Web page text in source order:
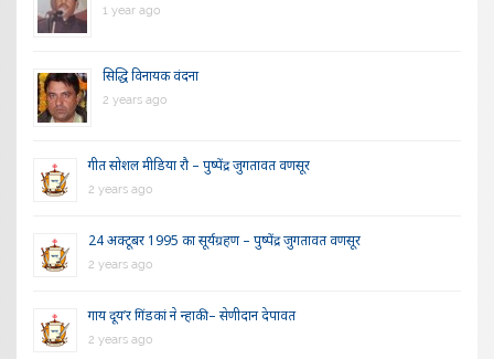
1 year ago
सिद्धि विनायक वंदना
2 years ago
गीत सोशल मीडिया रौ – पुष्पेंद्र जुगतावत वणसूर
2 years ago
24 अक्टूबर 1995 का सूर्यग्रहण – पुष्पेंद्र जुगतावत वणसूर
2 years ago
गाय दूय’र गिंडकां ने न्हाकी – सेणीदान देपावत
2 years ago